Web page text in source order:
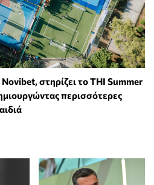
στηρίζει το THI Summer
περισσότερες